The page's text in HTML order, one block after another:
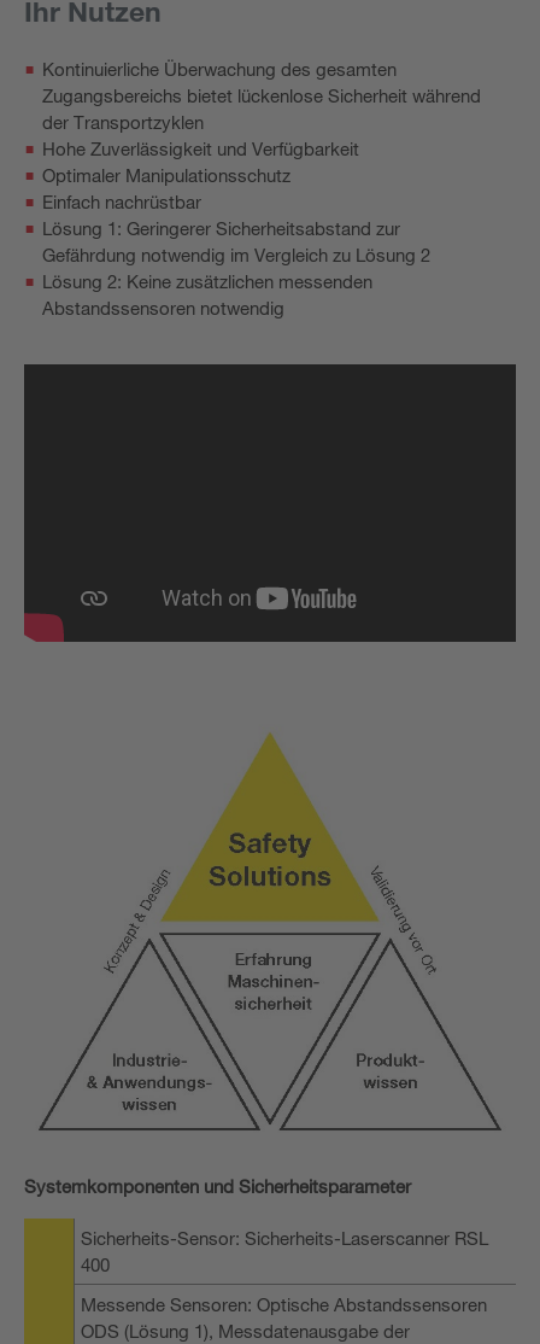
Ihr Nutzen
Kontinuierliche Überwachung des gesamten
Zugangsbereichs bietet lückenlose Sicherheit während
der Transportzyklen
Hohe Zuverlässigkeit und Verfügbarkeit
Optimaler Manipulationsschutz
Einfach nachrüstbar
Lösung 1: Geringerer Sicherheitsabstand zur
Gefährdung notwendig im Vergleich zu Lösung 2
Lösung 2: Keine zusätzlichen messenden
Abstandssensoren notwendig
Systemkomponenten und Sicherheitsparameter
Sicherheits-Sensor: Sicherheits-Laserscanner RSL
400
Messende Sensoren: Optische Abstandssensoren
ODS (Lösung 1), Messdatenausgabe der